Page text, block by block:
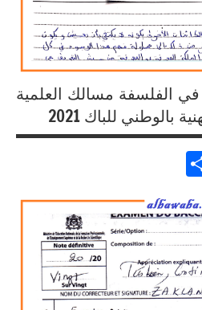
ورقة حصلت على 20 في الفلسفة مسالك العلمية
بالوطني للباك 2021